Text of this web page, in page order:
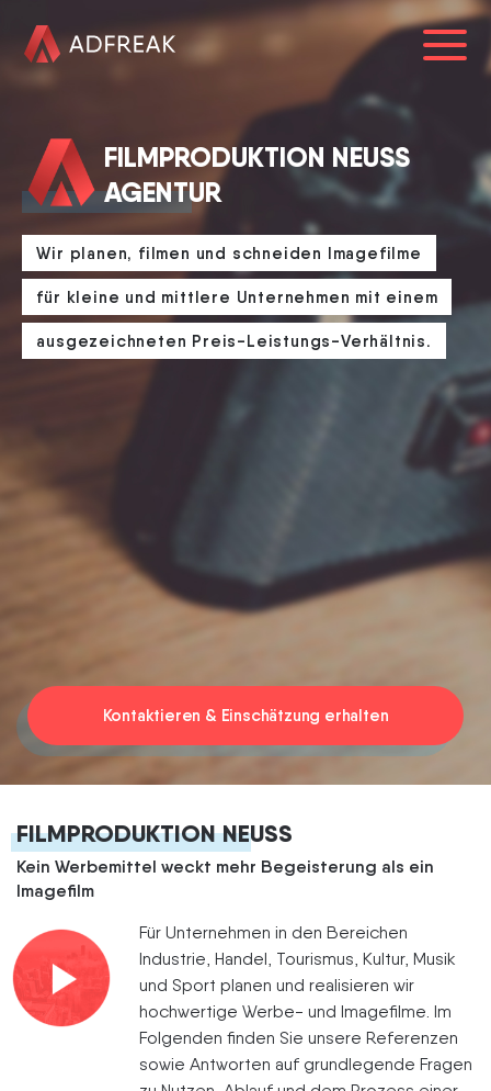
HOME
ÜBER UNS
REFERENZEN
LEISTUNGEN
BLOG
KARRIERE
FILMPRODUKTION NEUSS
AGENTUR
Wir planen, filmen und schneiden Imagefilme
für kleine und mittlere Unternehmen mit einem
ausgezeichneten Preis-Leistungs-Verhältnis.
Kontaktieren & Einschätzung erhalten
FILMPRODUKTION NEUSS
Kein Werbemittel weckt mehr Begeisterung als ein
Imagefilm
Für Unternehmen in den Bereichen
Industrie, Handel, Tourismus, Kultur, Musik
und Sport planen und realisieren wir
hochwertige Werbe- und Imagefilme. Im
Folgenden finden Sie unsere Referenzen
sowie Antworten auf grundlegende Fragen